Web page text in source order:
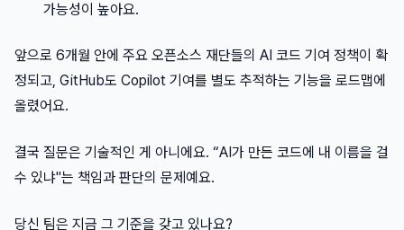
가능성이 높아요.
앞으로 6개월 안에 주요 오픈소스 재단들의 AI 코드 기여 정책이 확
정되고, GitHub도 Copilot 기여를 별도 추적하는 기능을 로드맵에
올렸어요.
결국 질문은 기술적인 게 아니에요. “AI가 만든 코드에 내 이름을 걸
수 있냐"는 책임과 판단의 문제예요.
당신 팀은 지금 그 기준을 갖고 있나요?